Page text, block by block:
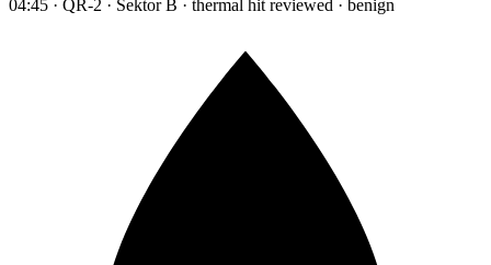
04:45 · QR-2 · Sektor B · thermal hit reviewed · benign